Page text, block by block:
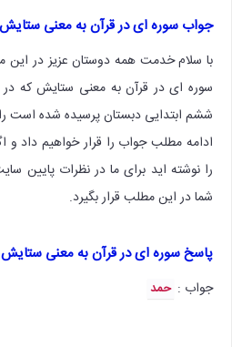
جواب سوره ای در قرآن به معنی ستایش
با سلام خدمت همه دوستان عزیز در
ششم ابتدایی دبستان پرسیده شده است
ادامه مطلب جواب را قرار خواهیم داد
را نوشته اید برای ما در نظرات پایین
شما در این مطلب قرار بگیرد.
پاسخ سوره ای در قرآن به معنی ستایش
جواب : حمد